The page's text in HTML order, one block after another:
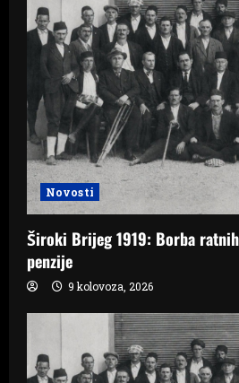
Novosti
Široki Brijeg 1919: Borba
penzije
9 kolovoza, 2026